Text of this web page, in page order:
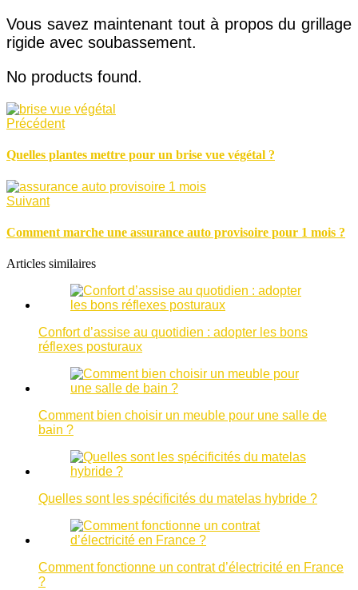
Vous savez maintenant tout à propos du grillage
rigide avec soubassement.
No products found.
Précédent
Quelles plantes mettre pour un brise vue végétal ?
Suivant
Comment marche une assurance auto provisoire pour 1 mois ?
Articles similaires
Confort d’assise au quotidien : adopter les bons
réflexes posturaux
Comment bien choisir un meuble pour une salle de
bain ?
Quelles sont les spécificités du matelas hybride ?
Comment fonctionne un contrat d’électricité en France
?